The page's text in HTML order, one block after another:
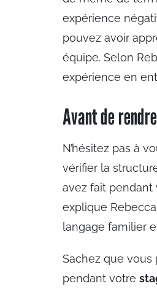
expérience
pouvez avoir
équipe. Selon
expérience en
Avant de
N’hésitez pas à
vérifier la
avez fait
explique
langage familier
Sachez que
pendant votre